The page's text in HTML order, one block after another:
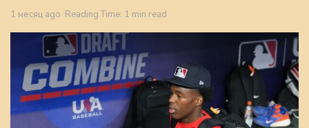
1 месяц ago Reading Time: 1 min read